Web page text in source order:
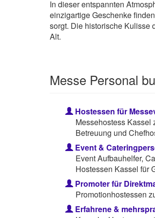
In dieser entspannten
einzigartige Geschenke
sorgt. Die historische Kulisse
Alt.
Messe Personal
Hostessen für
Messehostess Kassel
Betreuung und
Event &
Event Aufbauhelfer,
Hostessen Kassel für
Promoter für
Promotionhostessen
Erfahrene &